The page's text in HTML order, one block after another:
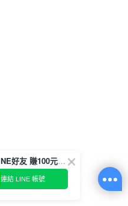
❤️加LINE好友 賺100元券！
連結 LINE 帳號